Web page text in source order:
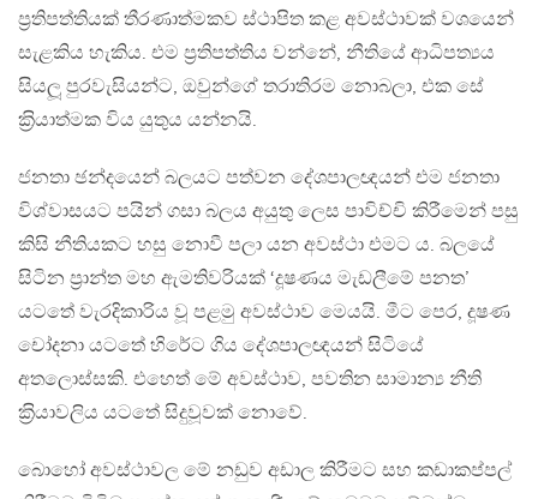
ප‍්‍රතිපත්තියක් තීරණාත්මකව ස්ථාපිත කළ අවස්ථාවක් වශයෙන්
සැළකිය හැකිය. එම ප‍්‍රතිපත්තිය වන්නේ, නීතියේ ආධිපත්‍යය
සියලූ පුරවැසියන්ට, ඔවුන්ගේ තරාතිරම නොබලා, එක සේ
ක‍්‍රියාත්මක විය යුතුය යන්නයි.
ජනතා ඡන්දයෙන් බලයට පත්වන දේශපාලඥයන් එම ජනතා
විශ්වාසයට පයින් ගසා බලය අයුතු ලෙස පාවිච්චි කිරීමෙන් පසු
කිසි නීතියකට හසු නොවී පලා යන අවස්ථා එමට ය. බලයේ
සිටින ප‍්‍රාන්ත මහ ඇමතිවරියක් ‘දූෂණය මැඩලීමේ පනත’
යටතේ වැරදිකාරිය වූ පළමු අවස්ථාව මෙයයි. මීට පෙර, දූෂණ
චෝදනා යටතේ හිරේට ගිය දේශපාලඥයන් සිටියේ
අතලොස්සකි. එහෙත් මේ අවස්ථාව, පවතින සාමාන්‍ය නීති
ක‍්‍රියාවලිය යටතේ සිදුවූවක් නොවේ.
බොහෝ අවස්ථාවල මේ නඩුව අඩාල කිරීමට සහ කඩාකප්පල්